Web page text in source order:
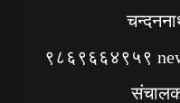
९८६९६६४९५९